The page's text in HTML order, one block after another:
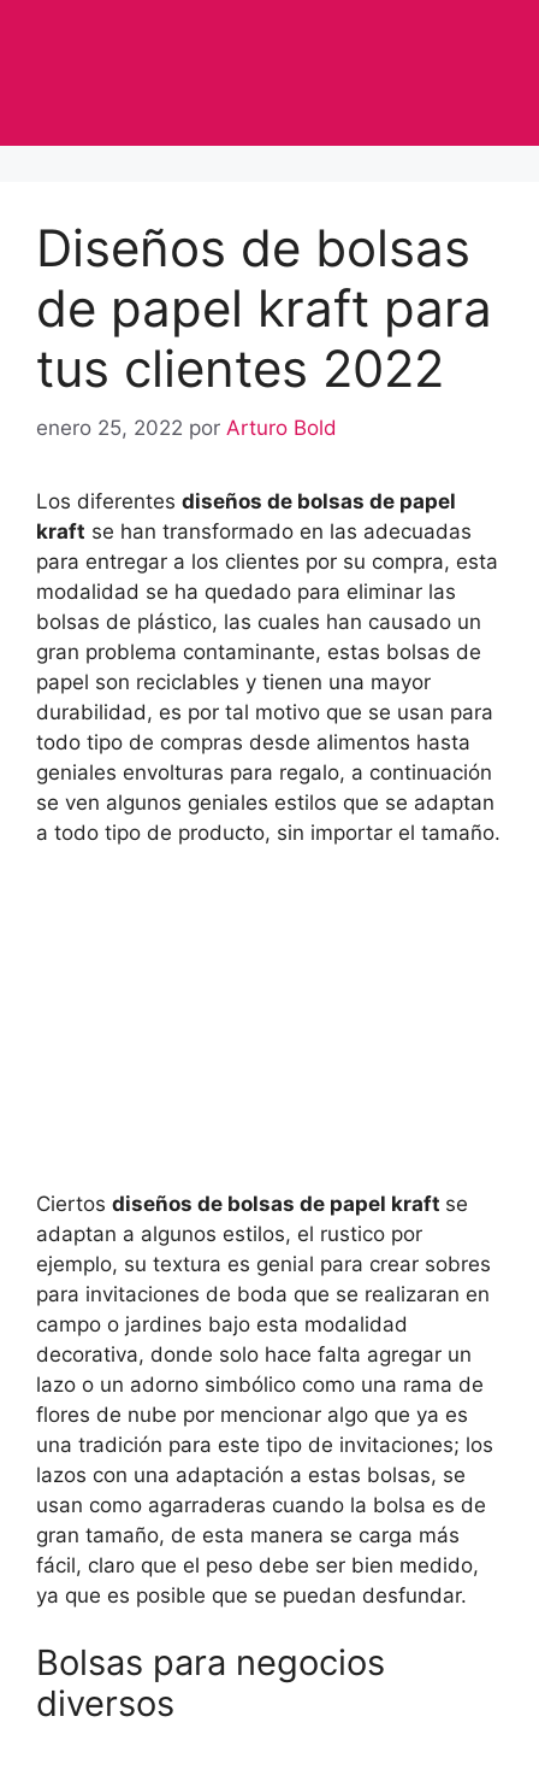
Diseños de bolsas
de papel kraft para
tus clientes 2022
enero 25, 2022 por Arturo Bold
Los diferentes diseños de bolsas de papel
kraft se han transformado en las adecuadas
para entregar a los clientes por su compra, esta
modalidad se ha quedado para eliminar las
bolsas de plástico, las cuales han causado un
gran problema contaminante, estas bolsas de
papel son reciclables y tienen una mayor
durabilidad, es por tal motivo que se usan para
todo tipo de compras desde alimentos hasta
geniales envolturas para regalo, a continuación
se ven algunos geniales estilos que se adaptan
a todo tipo de producto, sin importar el tamaño.
Ciertos diseños de bolsas de papel kraft se
adaptan a algunos estilos, el rustico por
ejemplo, su textura es genial para crear sobres
para invitaciones de boda que se realizaran en
campo o jardines bajo esta modalidad
decorativa, donde solo hace falta agregar un
lazo o un adorno simbólico como una rama de
flores de nube por mencionar algo que ya es
una tradición para este tipo de invitaciones; los
lazos con una adaptación a estas bolsas, se
usan como agarraderas cuando la bolsa es de
gran tamaño, de esta manera se carga más
fácil, claro que el peso debe ser bien medido,
ya que es posible que se puedan desfundar.
Bolsas para negocios
diversos